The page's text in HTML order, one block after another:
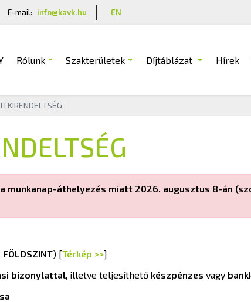
E-mail: info@kavk.hu EN
Rólunk Szakterületek Díjtáblázat Hírek
KIRENDELTSÉG
munkanap-áthelyezés miatt 2026. augusztus 8-án
FÖLDSZINT) [Térkép >>]
bizonylattal , illetve teljesíthető készpénzes vagy